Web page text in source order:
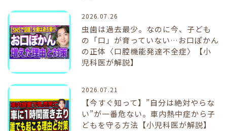
2026.07.26
虫歯は過去最少。なのに今、子ども
の「口」が育っていない…お口ぽかん
の正体〈口腔機能発達不全症〉【小
児科医が解説】
2026.07.21
【今すぐ知って】”自分は絶対やらな
い”が一番危ない。車内熱中症から子
どもを守る方法【小児科医が解説】